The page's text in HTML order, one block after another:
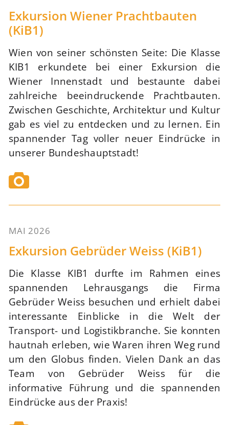
Exkursion Wiener Prachtbauten
(KiB1)
Wien von seiner schönsten Seite: Die Klasse
KIB1 erkundete bei einer Exkursion die
Wiener Innenstadt und bestaunte dabei
zahlreiche beeindruckende Prachtbauten.
Zwischen Geschichte, Architektur und Kultur
gab es viel zu entdecken und zu lernen. Ein
spannender Tag voller neuer Eindrücke in
unserer Bundeshauptstadt!
MAI 2026
Exkursion Gebrüder Weiss (KiB1)
Die Klasse KIB1 durfte im Rahmen eines
spannenden Lehrausgangs die Firma
Gebrüder Weiss besuchen und erhielt dabei
interessante Einblicke in die Welt der
Transport- und Logistikbranche. Sie konnten
hautnah erleben, wie Waren ihren Weg rund
um den Globus finden. Vielen Dank an das
Team von Gebrüder Weiss für die
informative Führung und die spannenden
Eindrücke aus der Praxis!